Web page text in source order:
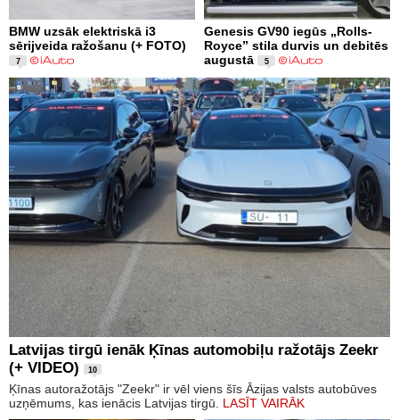
BMW uzsāk elektriskā i3
sērijveida ražošanu (+ FOTO)
7
Genesis GV90 iegūs „Rolls-
Royce” stila durvis un debitēs
augustā
5
Latvijas tirgū ienāk Ķīnas automobiļu ražotājs Zeekr
(+ VIDEO)
10
Ķīnas autoražotājs "Zeekr" ir vēl viens šīs Āzijas valsts autobūves
uzņēmums, kas ienācis Latvijas tirgū. LASĪT VAIRĀK